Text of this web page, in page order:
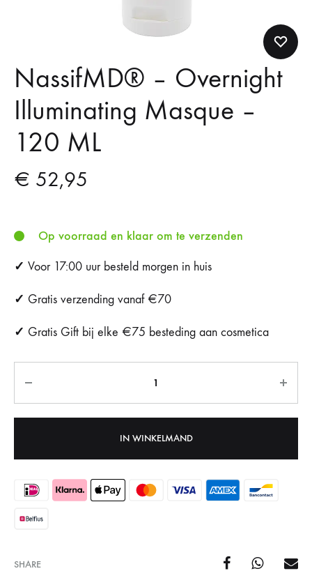
NassifMD®️ – Overnight
Illuminating Masque –
120 ML
€ 52,95
Op voorraad en klaar om te verzenden
✓ Voor 17:00 uur besteld morgen in huis
✓ Gratis verzending vanaf €70
✓ Gratis Gift bij elke €75 besteding aan cosmetica
IN WINKELMAND
SHARE